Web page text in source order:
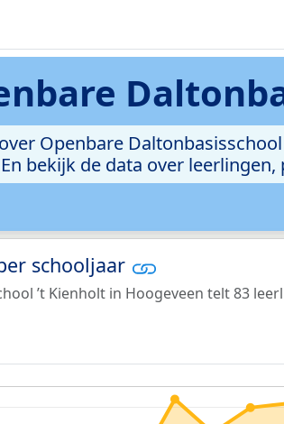
Openbare
bekijk de data over
schooljaar
’t Kienholt in Hoogeveen telt 83